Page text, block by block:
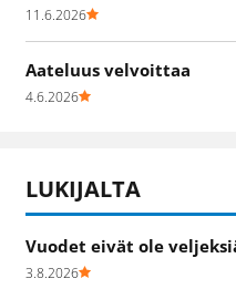
11.6.2026
Aateluus velvoittaa
4.6.2026
LUKIJALTA
Vuodet eivät ole
3.8.2026